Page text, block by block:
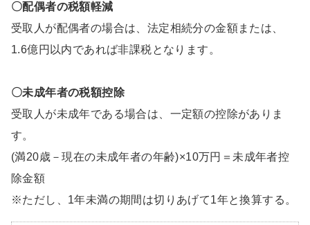
〇配偶者の税額軽減
受取人が配偶者の場合は、法定相続分の金額または、
1.6億円以内であれば非課税となります。
〇未成年者の税額控除
受取人が未成年である場合は、一定額の控除がありま
す。
(満20歳－現在の未成年者の年齢)×10万円＝未成年者控
除金額
※ただし、1年未満の期間は切りあげて1年と換算する。